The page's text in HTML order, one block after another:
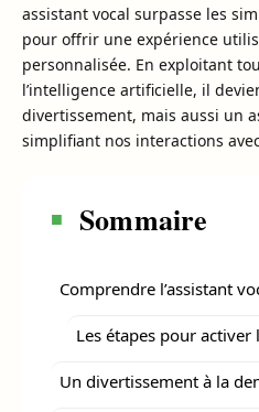
assistant vocal surpasse les
pour offrir une expérience
personnalisée. En exploitant
l’intelligence artificielle, il
divertissement, mais aussi un
simplifiant nos interactions
Sommaire
Comprendre l’assistant
Les étapes pour activer
Un divertissement à la